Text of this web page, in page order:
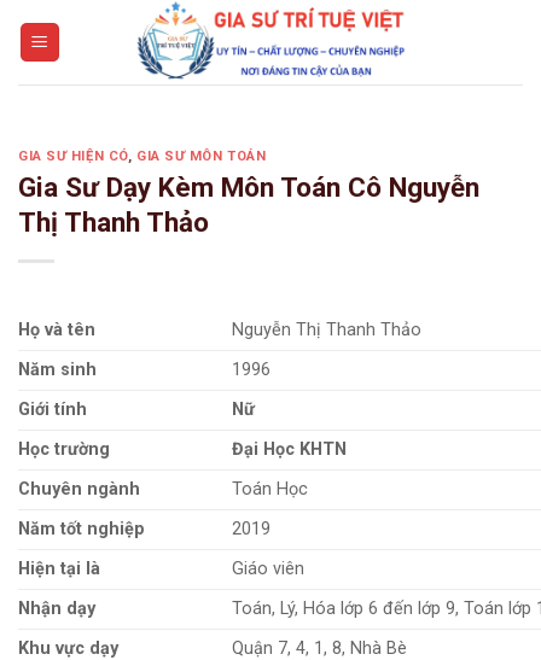
GIA SƯ HIỆN CÓ, GIA SƯ MÔN TOÁN
Gia Sư Dạy Kèm Môn Toán Cô Nguyễn
Thị Thanh Thảo
Họ và tên
Nguyễn Thị Thanh Thảo
Năm sinh
1996
Giới tính
Nữ
Học trường
Đại Học KHTN
Chuyên ngành
Toán Học
Năm tốt nghiệp
2019
Hiện tại là
Giáo viên
Nhận dạy
Toán, Lý, Hóa lớp 6 đến lớp 9, Toán lớp
Khu vực dạy
Quận 7, 4, 1, 8, Nhà Bè